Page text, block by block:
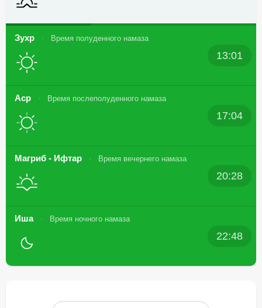
Зухр Время полуденного намаза
13:01
Аср Время послеполуденного намаза
17:04
Магриб - Ифтар Время вечернего намаза
20:28
Иша Время ночного намаза
22:48